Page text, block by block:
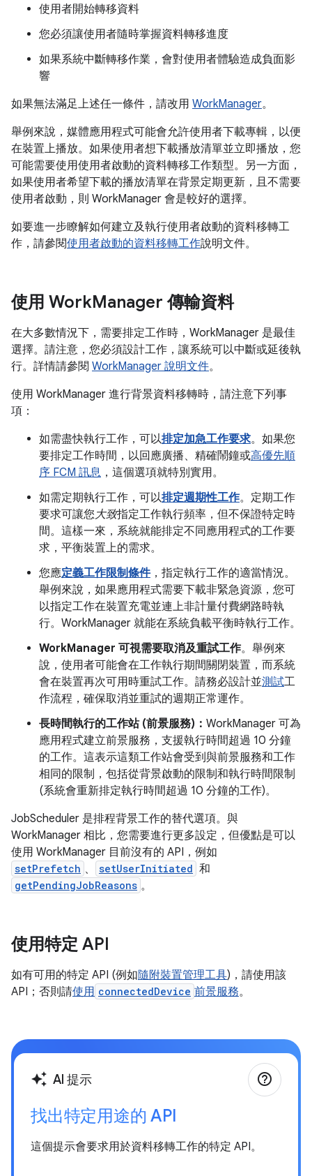
使用者開始轉移資料
您必須讓使用者隨時掌握資料轉移進度
如果系統中斷轉移作業，會對使用者體驗造成負面影
響
如果無法滿足上述任一條件，請改用 WorkManager。
舉例來說，媒體應用程式可能會允許使用者下載專輯，以便
在裝置上播放。如果使用者想下載播放清單並立即播放，您
可能需要使用使用者啟動的資料轉移工作類型。另一方面，
如果使用者希望下載的播放清單在背景定期更新，且不需要
使用者啟動，則 WorkManager 會是較好的選擇。
如要進一步瞭解如何建立及執行使用者啟動的資料移轉工
作，請參閱使用者啟動的資料移轉工作說明文件。
使用 WorkManager 傳輸資料
在大多數情況下，需要排定工作時，WorkManager 是最佳
選擇。請注意，您必須設計工作，讓系統可以中斷或延後執
行。詳情請參閱 WorkManager 說明文件。
使用 WorkManager 進行背景資料移轉時，請注意下列事
項：
如需盡快執行工作，可以排定加急工作要求。如果您
要排定工作時間，以回應廣播、精確鬧鐘或高優先順
序 FCM 訊息 ，這個選項就特別實用。
如需定期執行工作，可以排定週期性工作。定期工作
要求可讓您大致指定工作執行頻率，但不保證特定時
間。這樣一來，系統就能排定不同應用程式的工作要
求，平衡裝置上的需求。
您應定義工作限制條件，指定執行工作的適當情況。
舉例來說，如果應用程式需要下載非緊急資源，您可
以指定工作在裝置充電並連上非計量付費網路時執
行。WorkManager 就能在系統負載平衡時執行工作。
WorkManager 可視需要取消及重試工作。舉例來
說，使用者可能會在工作執行期間關閉裝置，而系統
會在裝置再次可用時重試工作。請務必設計並測試工
作流程，確保取消並重試的週期正常運作。
長時間執行的工作站 (前景服務)： WorkManager 可為
應用程式建立前景服務，支援執行時間超過 10 分鐘
的工作。這表示這類工作站會受到與前景服務和工作
相同的限制，包括從背景啟動的限制和執行時間限制
(系統會重新排定執行時間超過 10 分鐘的工作)。
JobScheduler 是排程背景工作的替代選項。與
WorkManager 相比，您需要進行更多設定，但優點是可以
使用 WorkManager 目前沒有的 API，例如
setPrefetch 、 setUserInitiated 和
getPendingJobReasons 。
使用特定 API
如有可用的特定 API (例如隨附裝置管理工具)，請使用該
API；否則請使用 connectedDevice 前景服務。
auto_awesome AI 提示
找出特定用途的 API
這個提示會要求用於資料移轉工作的特定 API。
help_outline